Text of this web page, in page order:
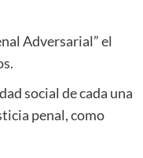
Adversarial” el
social de cada una
penal, como